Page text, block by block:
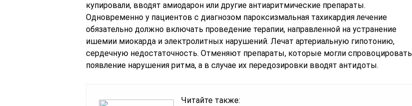
купировали, вводят амиодарон или другие антиаритмические препараты.
Одновременно у пациентов с диагнозом пароксизмальная тахикардия лечение
обязательно должно включать проведение терапии, направленной на устранение
ишемии миокарда и электролитных нарушений. Лечат артериальную гипотонию,
сердечную недостаточность. Отменяют препараты, которые могли спровоцировать
появление нарушения ритма, а в случае их передозировки вводят антидоты.
Читайте также: